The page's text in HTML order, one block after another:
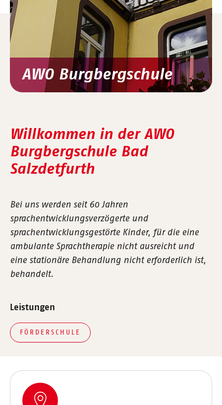
AWO Burgbergschule
Willkommen in der AWO
Burgbergschule Bad
Salzdetfurth
Bei uns werden seit 60 Jahren
sprachentwicklungsverzögerte und
sprachentwicklungsgestörte Kinder, für die eine
ambulante Sprachtherapie nicht ausreicht und
eine stationäre Behandlung nicht erforderlich ist,
behandelt.
Leistungen
FÖRDERSCHULE